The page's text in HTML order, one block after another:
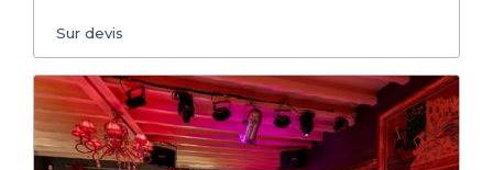
Sur devis